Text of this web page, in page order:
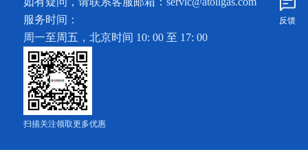
反馈
服务时间：
周一至周五，北京时间 10: 00 至 17: 00
扫描关注领取更多优惠